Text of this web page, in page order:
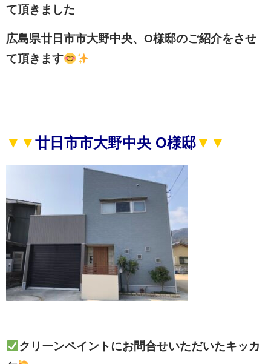
て頂きました
広島県廿日市市大野中央、O様邸のご紹介をさせ
て頂きます
▼▼廿日市市大野中央 O様邸▼▼
クリーンペイントにお問合せいただいたキッカ